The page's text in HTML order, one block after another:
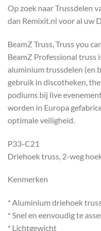
Op zoek naar Trussdelen
dan Remixit.nl voor al uw
BeamZ Truss, Truss you
BeamZ Professional truss
aluminium trussdelen (en
gebruik in discotheken,
podiums bij live
worden in Europa
optimale veiligheid.
P33-C21
Driehoek truss, 2-weg
Kenmerken
* Aluminium driehoek
* Snel en eenvoudig te
* Lichtgewicht